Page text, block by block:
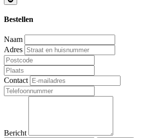
Bestellen
Naam
Adres
Contact
Bericht